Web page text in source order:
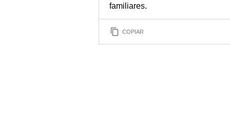
familiares.
COPIAR